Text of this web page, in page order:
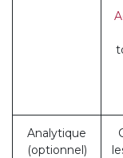
Analytique
(optionnel)